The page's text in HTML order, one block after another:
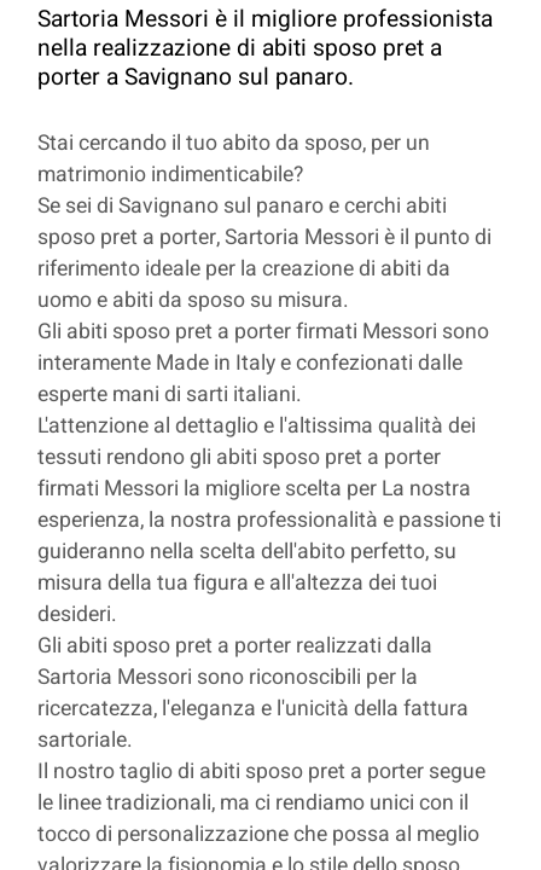
Sartoria Messori è il migliore professionista
nella realizzazione di abiti sposo pret a
porter a Savignano sul panaro.
Stai cercando il tuo abito da sposo, per un
matrimonio indimenticabile?
Se sei di Savignano sul panaro e cerchi abiti
sposo pret a porter, Sartoria Messori è il punto di
riferimento ideale per la creazione di abiti da
uomo e abiti da sposo su misura.
Gli abiti sposo pret a porter firmati Messori sono
interamente Made in Italy e confezionati dalle
esperte mani di sarti italiani.
L'attenzione al dettaglio e l'altissima qualità dei
tessuti rendono gli abiti sposo pret a porter
firmati Messori la migliore scelta per La nostra
esperienza, la nostra professionalità e passione ti
guideranno nella scelta dell'abito perfetto, su
misura della tua figura e all'altezza dei tuoi
desideri.
Gli abiti sposo pret a porter realizzati dalla
Sartoria Messori sono riconoscibili per la
ricercatezza, l'eleganza e l'unicità della fattura
sartoriale.
Il nostro taglio di abiti sposo pret a porter segue
le linee tradizionali, ma ci rendiamo unici con il
tocco di personalizzazione che possa al meglio